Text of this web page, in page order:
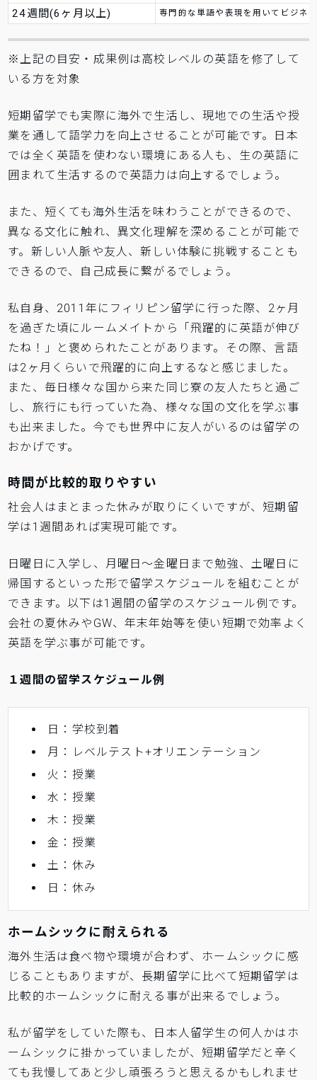
24週間(6ヶ月以上) 専門的な単語や表現を用いてビジネ
※上記の目安・成果例は高校レベルの英語を修了して
いる方を対象
短期留学でも実際に海外で生活し、現地での生活や授
業を通して語学力を向上させることが可能です。日本
では全く英語を使わない環境にある人も、生の英語に
囲まれて生活するので英語力は向上するでしょう。
また、短くても海外生活を味わうことができるので、
異なる文化に触れ、異文化理解を深めることが可能で
す。新しい人脈や友人、新しい体験に挑戦することも
できるので、自己成長に繋がるでしょう。
私自身、2011年にフィリピン留学に行った際、2ヶ月
を過ぎた頃にルームメイトから「飛躍的に英語が伸び
たね！」と褒められたことがあります。その際、言語
は2ヶ月くらいで飛躍的に向上するなと感じました。
また、毎日様々な国から来た同じ寮の友人たちと過ご
し、旅行にも行っていた為、様々な国の文化を学ぶ事
も出来ました。今でも世界中に友人がいるのは留学の
おかげです。
時間が比較的取りやすい
社会人はまとまった休みが取りにくいですが、短期留
学は1週間あれば実現可能です。
日曜日に入学し、月曜日〜金曜日まで勉強、土曜日に
帰国するといった形で留学スケジュールを組むことが
できます。以下は1週間の留学のスケジュール例です。
会社の夏休みやGW、年末年始等を使い短期で効率よく
英語を学ぶ事が可能です。
１週間の留学スケジュール例
日：学校到着
月：レベルテスト+オリエンテーション
火：授業
水：授業
木：授業
金：授業
土：休み
日：休み
ホームシックに耐えられる
海外生活は食べ物や環境が合わず、ホームシックに感
じることもありますが、長期留学に比べて短期留学は
比較的ホームシックに耐える事が出来るでしょう。
私が留学をしていた際も、日本人留学生の何人かはホ
ームシックに掛かっていましたが、短期留学だと辛く
ても我慢してあと少し頑張ろうと思えるかもしれませ